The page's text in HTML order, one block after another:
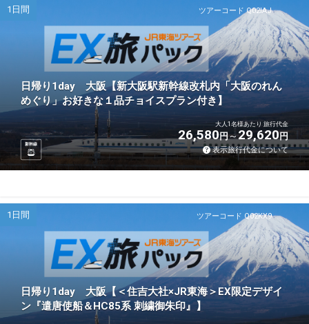
ツアーコード Q02IAJ
1日間
日帰り1day 大阪【新大阪駅新幹線改札内「大阪のれん
めぐり」お好きな１品チョイスプラン付き】
新幹線
大人1名様あたり 旅行代金
26,580円 29,620円
表示旅行代金について
ツアーコード Q02KX9
1日間
日帰り1day 大阪【＜住吉大社×JR東海＞EX限定デザイ
ン『遣唐使船＆HC85系 刺繍御朱印』】